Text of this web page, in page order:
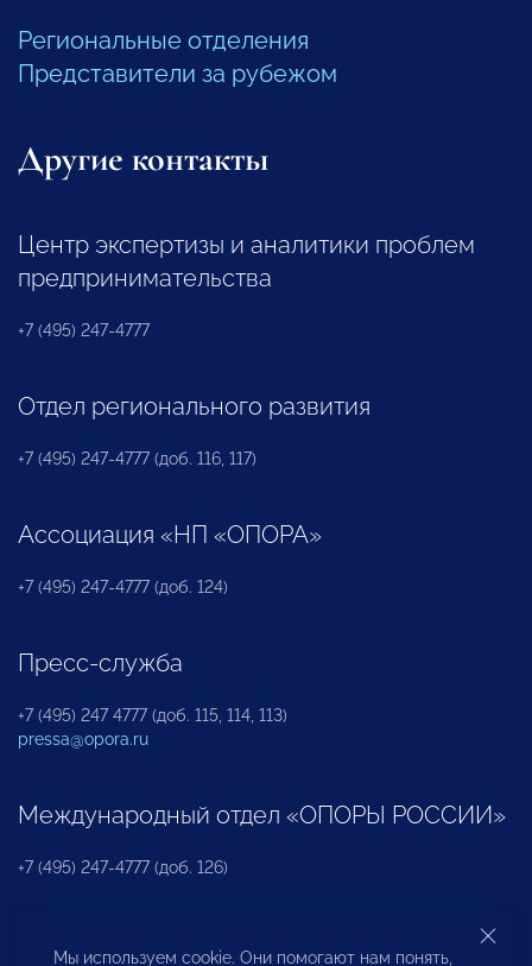
Региональные отделения
Представители за рубежом
Другие контакты
Центр экспертизы и аналитики проблем
предпринимательства
+7 (495) 247-4777
Отдел регионального развития
+7 (495) 247-4777 (доб. 116, 117)
Ассоциация «НП «ОПОРА»
+7 (495) 247-4777 (доб. 124)
Пресс-служба
+7 (495) 247 4777 (доб. 115, 114, 113)
pressa@opora.ru
Международный отдел «ОПОРЫ РОССИИ»
+7 (495) 247-4777 (доб. 126)
Бюро по защите прав предпринимателей и
Мы используем cookie. Они помогают нам понять,